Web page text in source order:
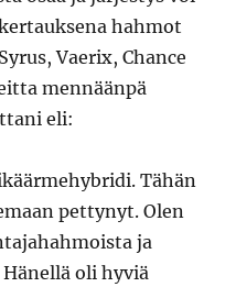
hahmot
Vaerix, Chance
mennäänpä
eli:
Tähän
pettynyt. Olen
ja
oli hyviä